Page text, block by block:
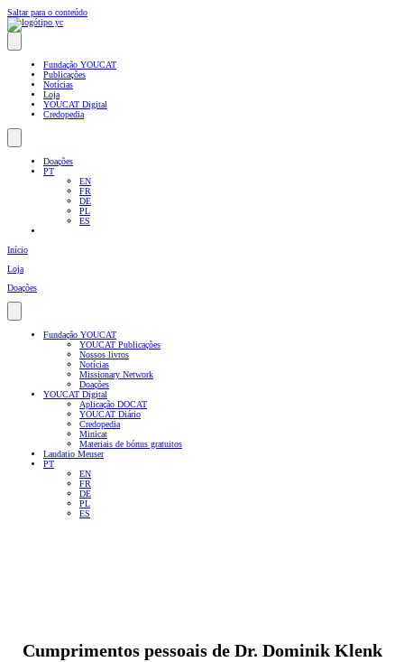
Saltar para o conteúdo
Fundação YOUCAT
Publicações
Notícias
Loja
YOUCAT Digital
Credopedia
Doações
PT
EN
FR
DE
PL
ES
Início
Loja
Doações
Fundação YOUCAT
YOUCAT Publicações
Nossos livros
Notícias
Missionary Network
Doações
YOUCAT Digital
Aplicação DOCAT
YOUCAT Diário
Credopedia
Minicat
Materiais de bónus gratuitos
Laudatio Meuser
PT
EN
FR
DE
PL
ES
Cumprimentos pessoais de Dr. Dominik Klenk